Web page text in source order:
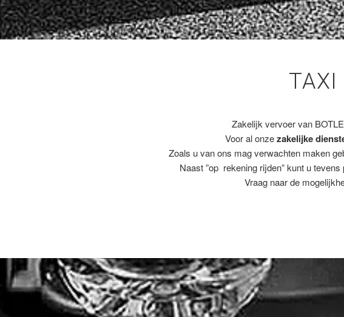
TAXI
Zakelijk vervoer van
Voor al onzezakelijke
Zoals u van ons mag verwachten maken
Naast ”op rekening rijden” kunt u
Vraag naar de